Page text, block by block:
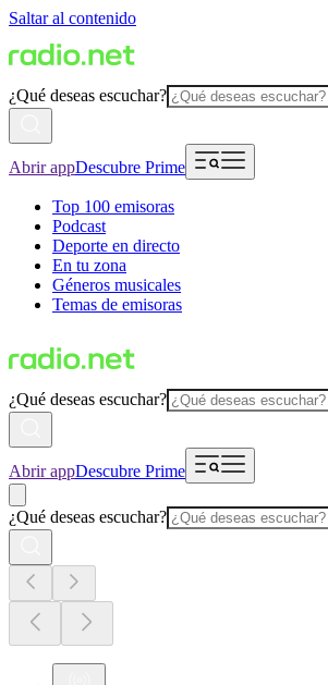
Saltar al contenido
¿Qué deseas escuchar?
Abrir appDescubre Prime
Top 100 emisoras
Podcast
Deporte en directo
En tu zona
Géneros musicales
Temas de emisoras
¿Qué deseas escuchar?
Abrir appDescubre Prime
¿Qué deseas escuchar?